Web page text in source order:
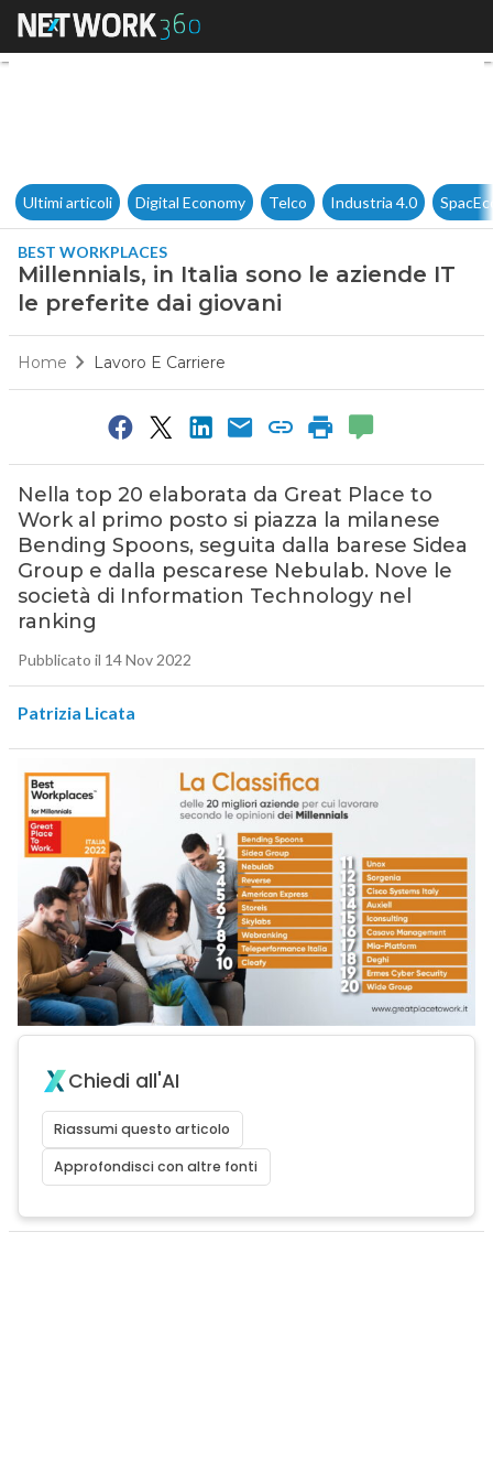
Millennials, in Italia sono le
Ultimi articoli Digital Economy Telco Industria 4.0
BEST WORKPLACES
Millennials, in Italia sono le aziende IT
le preferite dai giovani
Home Lavoro E Carriere
Nella top 20 elaborata da Great Place to
Work al primo posto si piazza la milanese
Bending Spoons, seguita dalla barese Sidea
Group e dalla pescarese Nebulab. Nove le
società di Information Technology nel
ranking
Pubblicato il 14 Nov 2022
Patrizia Licata
Chiedi all'AI
Riassumi questo articolo
Approfondisci con altre fonti